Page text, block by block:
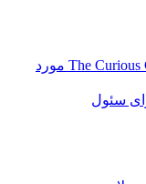
دانلود فیلم The Curious Case of Dolphin Bay 2022 مورد